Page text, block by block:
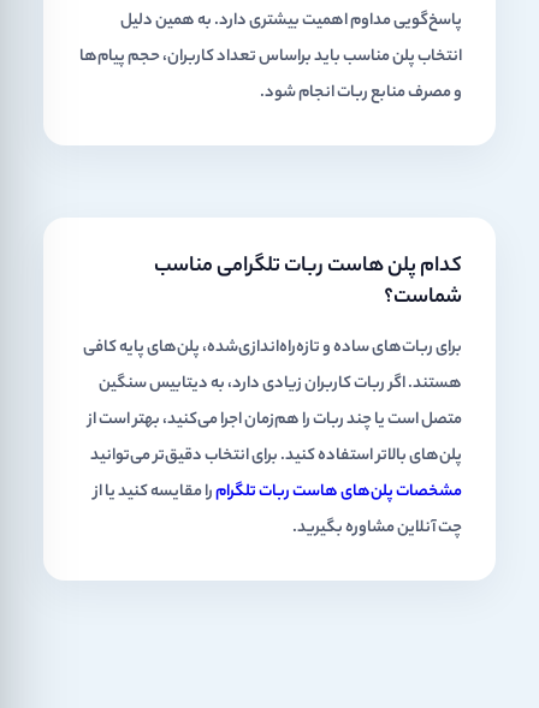
پاسخ‌گویی مداوم اهمیت بیشتری دارد. به همین دلیل
انتخاب پلن مناسب باید براساس تعداد کاربران، حجم پیام‌ها
و مصرف منابع ربات انجام شود.
کدام پلن هاست ربات تلگرامی مناسب
شماست؟
برای ربات‌های ساده و تازه‌راه‌اندازی‌شده، پلن‌های پایه کافی
هستند. اگر ربات کاربران زیادی دارد، به دیتابیس سنگین
متصل است یا چند ربات را هم‌زمان اجرا می‌کنید، بهتر است از
پلن‌های بالاتر استفاده کنید. برای انتخاب دقیق‌تر می‌توانید
مشخصات پلن‌های هاست ربات تلگرامرا مقایسه کنید یا از
چت آنلاین مشاوره بگیرید.